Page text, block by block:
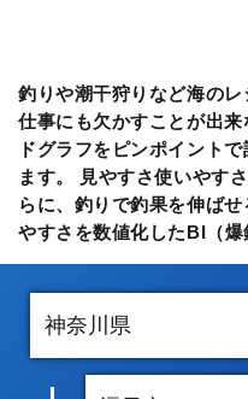
釣りや潮干狩りなど海の
仕事にも欠かすことが出
ドグラフをピンポイント
ます。 見やすさ使いやす
らに、釣りで釣果を伸ば
やすさを数値化したBI（爆